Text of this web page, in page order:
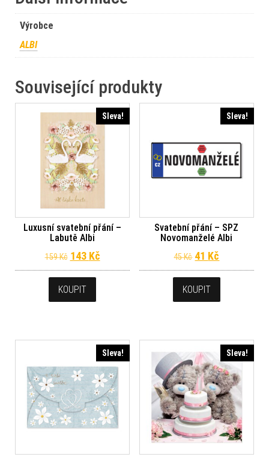
Výrobce
ALBI
Související produkty
Sleva!
Luxusní svatební přání –
Labutě Albi
159Kč Původní cena byla: 159 Kč.
143 KčAktuální cena je: 143 Kč.
KOUPIT
Sleva!
Svatební přání – SPZ
Novomanželé Albi
45Kč Původní cena
41 Kč
KOUPIT
Sleva! Sleva!